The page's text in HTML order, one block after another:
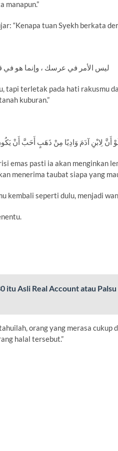
manapun.”
“Kenapa tuan Syekh berkata
ليس الأمر في عرسك ، وإنما هو في
tapi terletak pada hati rakusmu
kuburan.”
أَنَّ لِابْنِ آدَمَ وَادِيًا مِنْ ذَهَبٍ أَحَبَّ أَنْ
emas pasti ia akan menginkan
menerima taubat siapa yang
kembali seperti dulu, menjadi
itu Asli Real Account atau
orang yang merasa cukup
halal tersebut.”